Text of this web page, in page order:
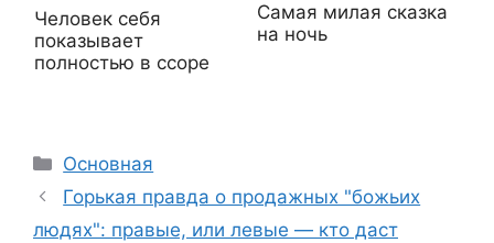
Человек себя
показывает
полностью в ссоре
Самая милая сказка
на ночь
Рубрики
Основная
Горькая правда о продажных "божьих
людях": правые, или левые — кто даст